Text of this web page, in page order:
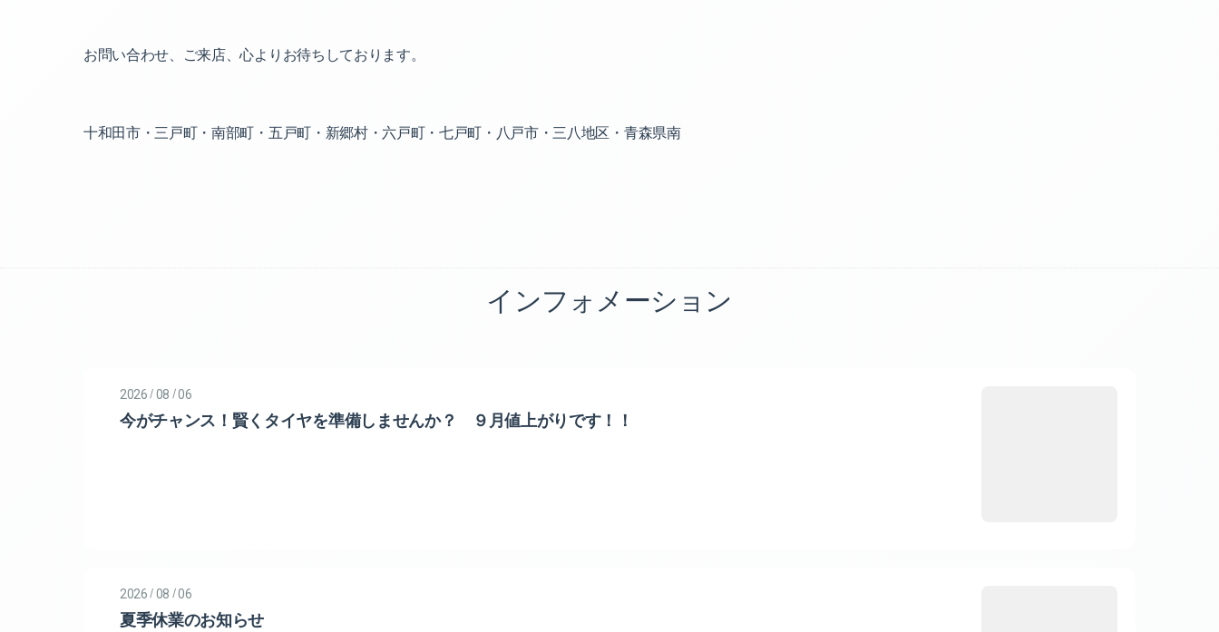
お問い合わせ、ご来店、心よりお待ちしております。
十和田市・三戸町・南部町・五戸町・新郷村・六戸町・七戸町・八戸市・三八地区・青森県南
インフォメーション
2026 / 08 /06
今がチャンス！賢くタイヤを準備しませんか？ ９月値上がりです！！
2026 / 08 /06
夏季休業のお知らせ